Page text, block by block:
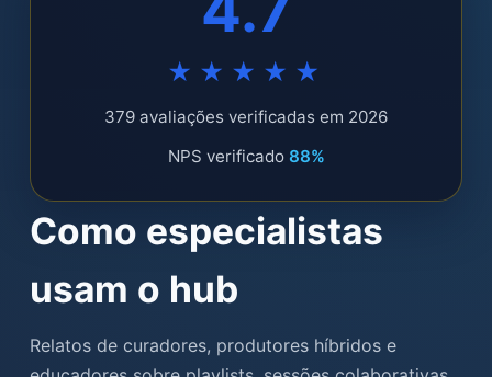
★★★★★
379 avaliações verificadas em 2026
NPS verificado 88%
Como especialistas
usam o hub
Relatos de curadores, produtores híbridos e